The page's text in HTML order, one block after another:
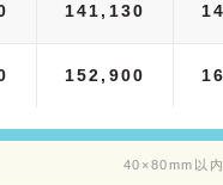
141,130
152,900
40×80mm以内